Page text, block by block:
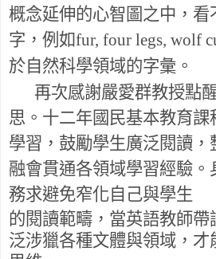
概念延伸的心智圖之中，
字，例如fur, four legs, wolf
於自然科學領域的字彙。
再次感謝嚴愛群教授點
思。十二年國民基本教育
學習，鼓勵學生廣泛閱讀，
融會貫通各領域學習經驗。
務求避免窄化自己與學生
的閱讀範疇，當英語教師
泛涉獵各種文體與領域，